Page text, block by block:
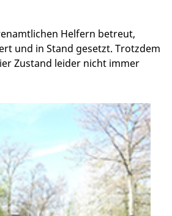
Helfern betreut,
und in Stand gesetzt. Trotzdem
Zustand leider nicht immer